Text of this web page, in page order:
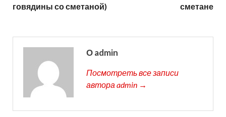
говядины со сметаной)
сметане
О admin
Посмотреть все записи
автора admin →